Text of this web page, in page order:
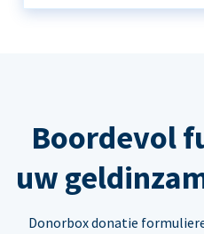
Boordevol
uw
Donorbox donatie